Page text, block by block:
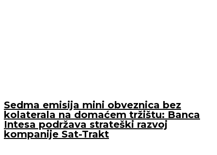
Sedma emisija mini obveznica bez
kolaterala na domaćem tržištu: Banca
Intesa podržava strateški razvoj
kompanije Sat-Trakt